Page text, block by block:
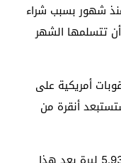
شهور بسبب شراء
المتوقع أن تتسلمها الشهر
أمريكية على
أنقرة من